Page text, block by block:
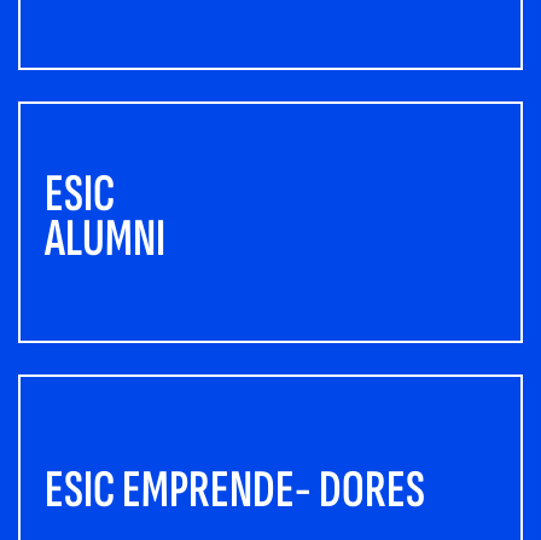
ESIC
ALUMNI
ESIC EMPRENDE- DORES